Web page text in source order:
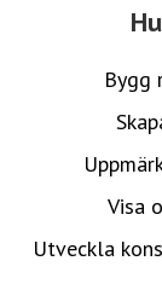
Bygg
Visa
Utveckla